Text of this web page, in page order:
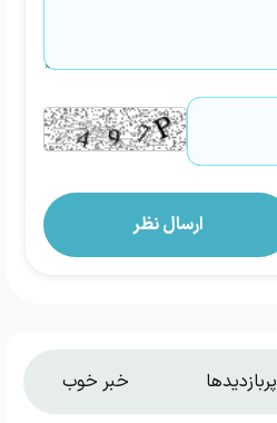
پربازدیدها خبر خوب